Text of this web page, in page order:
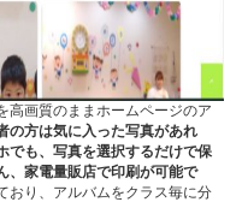
高画質のままホームページのア
の方は気に入った写真があれ
でも、写真を選択するだけで保
、家電量販店で印刷が可能で
おり、アルバムをクラス毎に分